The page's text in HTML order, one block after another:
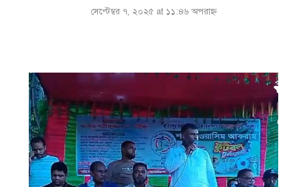
সেপ্টেম্বর ৭, ২০২৫ at ১১:৪৬ অপরাহ্ণ